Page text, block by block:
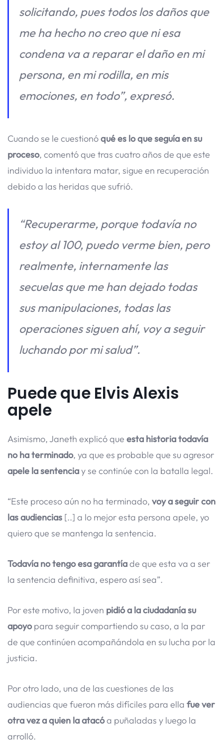
solicitando, pues todos los daños que
me ha hecho no creo que ni esa
condena va a reparar el daño en mi
persona, en mi rodilla, en mis
emociones, en todo”, expresó.
Cuando se le cuestionóqué es lo que seguía en su
proceso, comentó que tras cuatro años de que este
individuo la intentara matar, sigue en recuperación
debido a las heridas que sufrió.
“Recuperarme, porque todavía no
estoy al 100, puedo verme bien, pero
realmente, internamente las
secuelas que me han dejado todas
sus manipulaciones, todas las
operaciones siguen ahí, voy a seguir
luchando por mi salud”.
Puede que Elvis Alexis
apele
Asimismo, Janeth explicó que esta historia todavía
no ha terminado, ya que es probable que su agresor
apele la sentenciay se continúe con la batalla legal.
“Este proceso aún no ha terminado, voy a seguir con
las audiencias [..] a lo mejor esta persona apele, yo
quiero que se mantenga la sentencia.
Todavía no tengo esa garantíade que esta va a ser
la sentencia definitiva, espero así sea”.
Por este motivo, la joven pidió a la ciudadanía su
apoyopara seguir compartiendo su caso, a la par
de que continúen acompañándola en su lucha por la
justicia.
Por otro lado, una de las cuestiones de las
audiencias que fueron más difíciles para ella fue ver
otra vez a quien la atacóa puñaladas y luego la
arrolló.